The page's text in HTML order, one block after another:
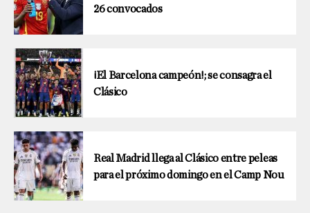
26 convocados
¡El Barcelona campeón!; se consagra el
Clásico
Real Madrid llega al Clásico entre peleas
para el próximo domingo en el Camp Nou